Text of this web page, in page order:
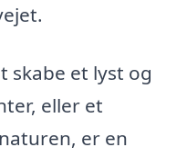
skabe et lyst og
eller et
er en